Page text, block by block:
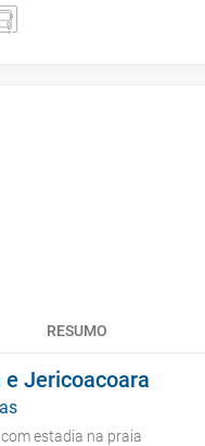
RESUMO
e Jericoacoara
estadia na praia